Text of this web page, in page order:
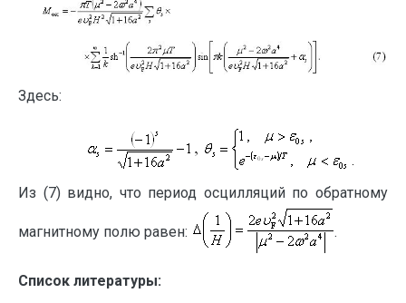
Здесь:
Из (7) видно, что период осцилляций по обратному
магнитному полю равен: .
Список литературы: